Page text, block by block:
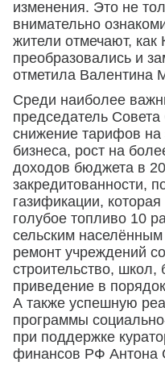
изменения. Это не
внимательно
жители отмечают, как
преобразовались и
отметила Валентина
Среди наиболее
председатель
снижение тарифов на
бизнеса, рост на
доходов бюджета в
закредитованности,
газификации,
голубое топливо 10
сельским
ремонт учреждений
строительство, школ,
приведение в
А также успешную
программы
при поддержке
финансов РФ Антона